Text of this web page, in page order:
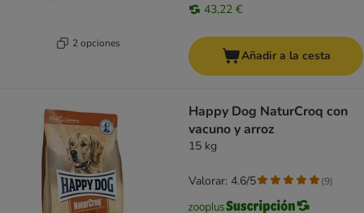
2 opciones
43,22 €
Añadir a la cesta
Happy Dog NaturCroq con
vacuno y arroz
15 kg
Valorar: 4.6/5 (9)